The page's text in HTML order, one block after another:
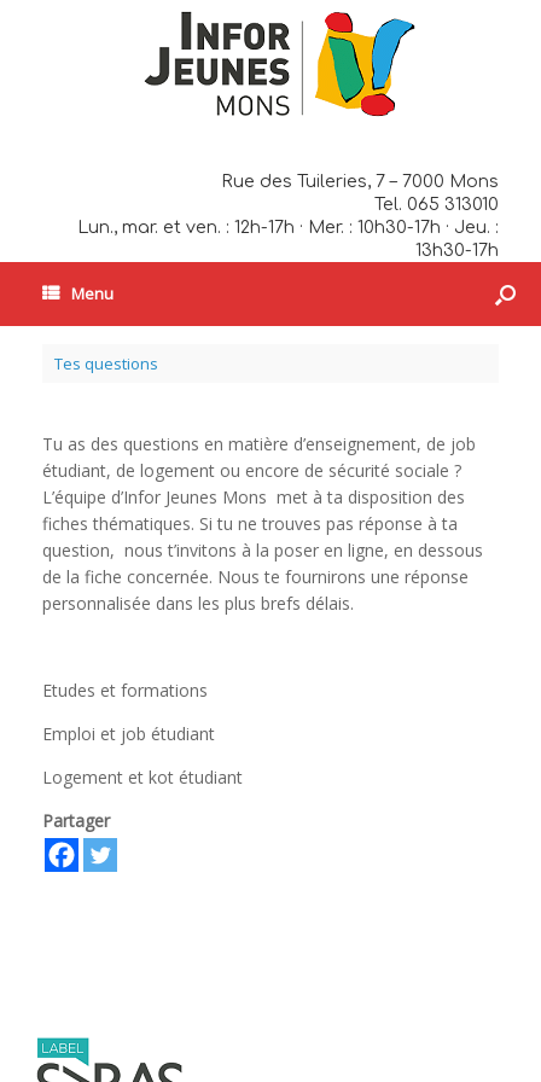
Rue des Tuileries, 7 – 7000 Mons
Tel. 065 313010
Lun., mar. et ven. : 12h-17h · Mer. : 10h30-17h · Jeu. :
13h30-17h
Menu
Tes questions
Tu as des questions en matière d’enseignement, de job
étudiant, de logement ou encore de sécurité sociale ?
L’équipe d’Infor Jeunes Mons met à ta disposition des
fiches thématiques. Si tu ne trouves pas réponse à ta
question, nous t’invitons à la poser en ligne, en dessous
de la fiche concernée. Nous te fournirons une réponse
personnalisée dans les plus brefs délais.
Etudes et formations
Emploi et job étudiant
Logement et kot étudiant
Partager